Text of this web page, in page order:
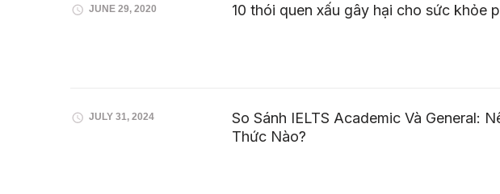
JUNE 29, 2020 10 thói quen xấu gây hại cho sức khỏe
JULY 31, 2024
So Sánh IELTS Academic Và General:
Thức Nào?